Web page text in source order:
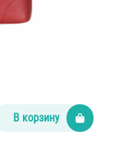
В корзину